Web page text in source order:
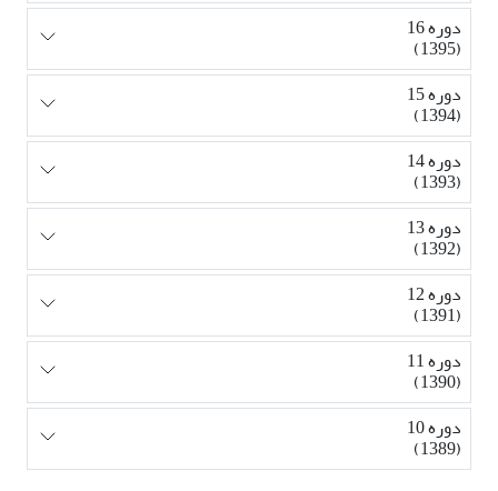
دوره 16
(1395)
دوره 15
(1394)
دوره 14
(1393)
دوره 13
(1392)
دوره 12
(1391)
دوره 11
(1390)
دوره 10
(1389)